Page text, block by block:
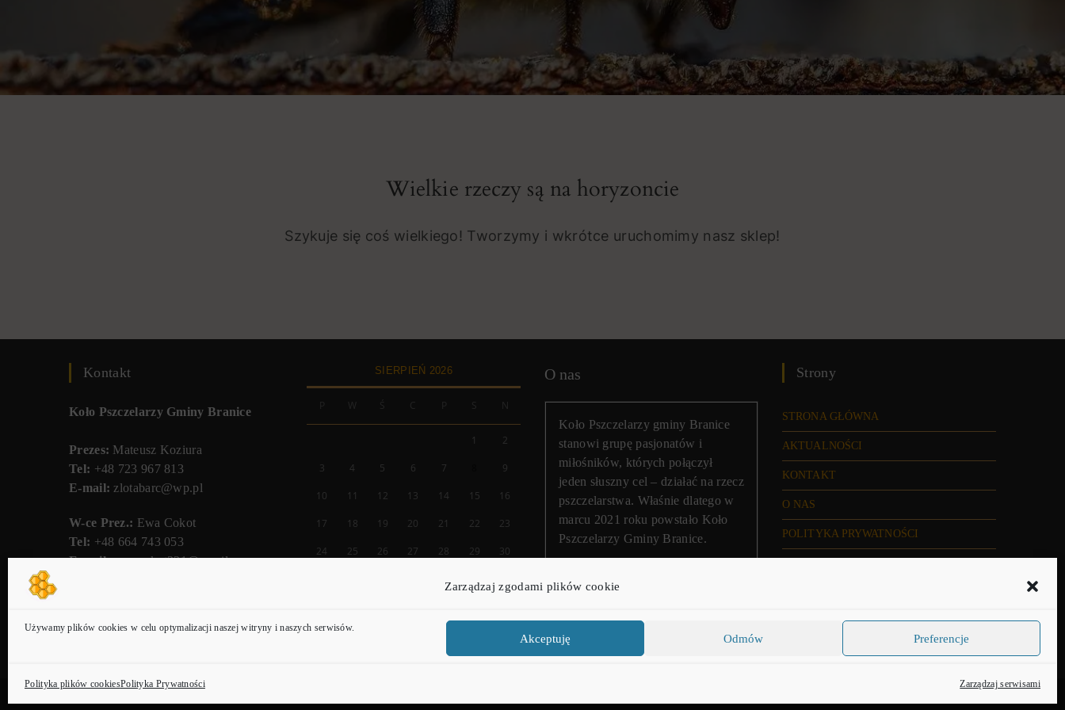
Zarządzaj zgodami plików cookie
Używamy plików cookies w celu optymalizacji naszej witryny i naszych serwisów.
Zarządzaj serwisami
Akceptuję Odmów Preferencje
Polityka plików cookiesPolityka Prywatności
Wielkie rzeczy są na horyzoncie
Szykuje się coś wielkiego! Tworzymy i wkrótce uruchomimy nasz sklep!
Kontakt
Koło Pszczelarzy Gminy Branice
Prezes: Mateusz Koziura
Tel: +48 723 967 813
E-mail: zlotabarc@wp.pl
W-ce Prez.: Ewa Cokot
Tel: +48 664 743 053
E-mail:ewa.cokot331@gmail.com
9141
SIERPIEŃ 2026
W
1 2
3 4 5 6 7 9
10 11 12 13 14 15 16
17 18 19 20 21 22 23
24 25 26 27 28 29 30
O nas
Koło Pszczelarzy gminy Branice
stanowi grupę pasjonatów i
miłośników, których połączył
jeden słuszny cel – działać na rzecz
pszczelarstwa. Właśnie dlatego w
marcu 2021 roku powstało Koło
Pszczelarzy Gminy Branice.
Strony
STRONA GŁÓWNA
AKTUALNOŚCI
KONTAKT
O NAS
POLITYKA PRYWATNOŚCI
POLITYKA PLIKÓW COOKIES (EU)